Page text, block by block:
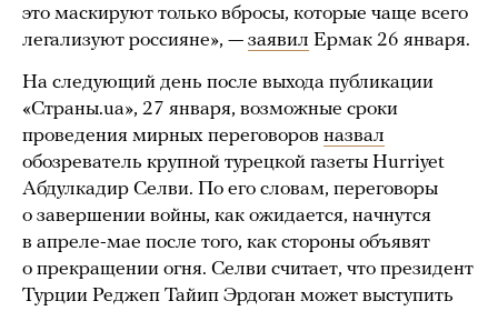
это маскируют только вбросы, которые чаще всего
легализуют россияне», — заявил Ермак 26 января.
На следующий день после выхода публикации
«Страны.ua», 27 января, возможные сроки
проведения мирных переговоров назвал
обозреватель крупной турецкой газеты Hurriyet
Абдулкадир Селви. По его словам, переговоры
о завершении войны, как ожидается, начнутся
в апреле-мае после того, как стороны объявят
о прекращении огня. Селви считает, что президент
Турции Реджеп Тайип Эрдоган может выступить